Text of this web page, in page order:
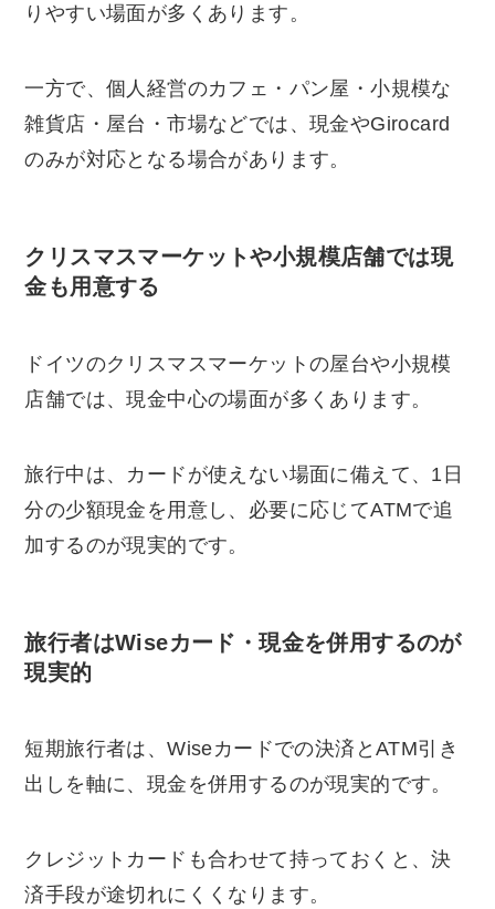
りやすい場面が多くあります。
一方で、個人経営のカフェ・パン屋・小規模な
雑貨店・屋台・市場などでは、現金やGirocard
のみが対応となる場合があります。
クリスマスマーケットや小規模店舗では現
金も用意する
ドイツのクリスマスマーケットの屋台や小規模
店舗では、現金中心の場面が多くあります。
旅行中は、カードが使えない場面に備えて、1日
分の少額現金を用意し、必要に応じてATMで追
加するのが現実的です。
旅行者はWiseカード・現金を併用するのが
現実的
短期旅行者は、Wiseカードでの決済とATM引き
出しを軸に、現金を併用するのが現実的です。
クレジットカードも合わせて持っておくと、決
済手段が途切れにくくなります。